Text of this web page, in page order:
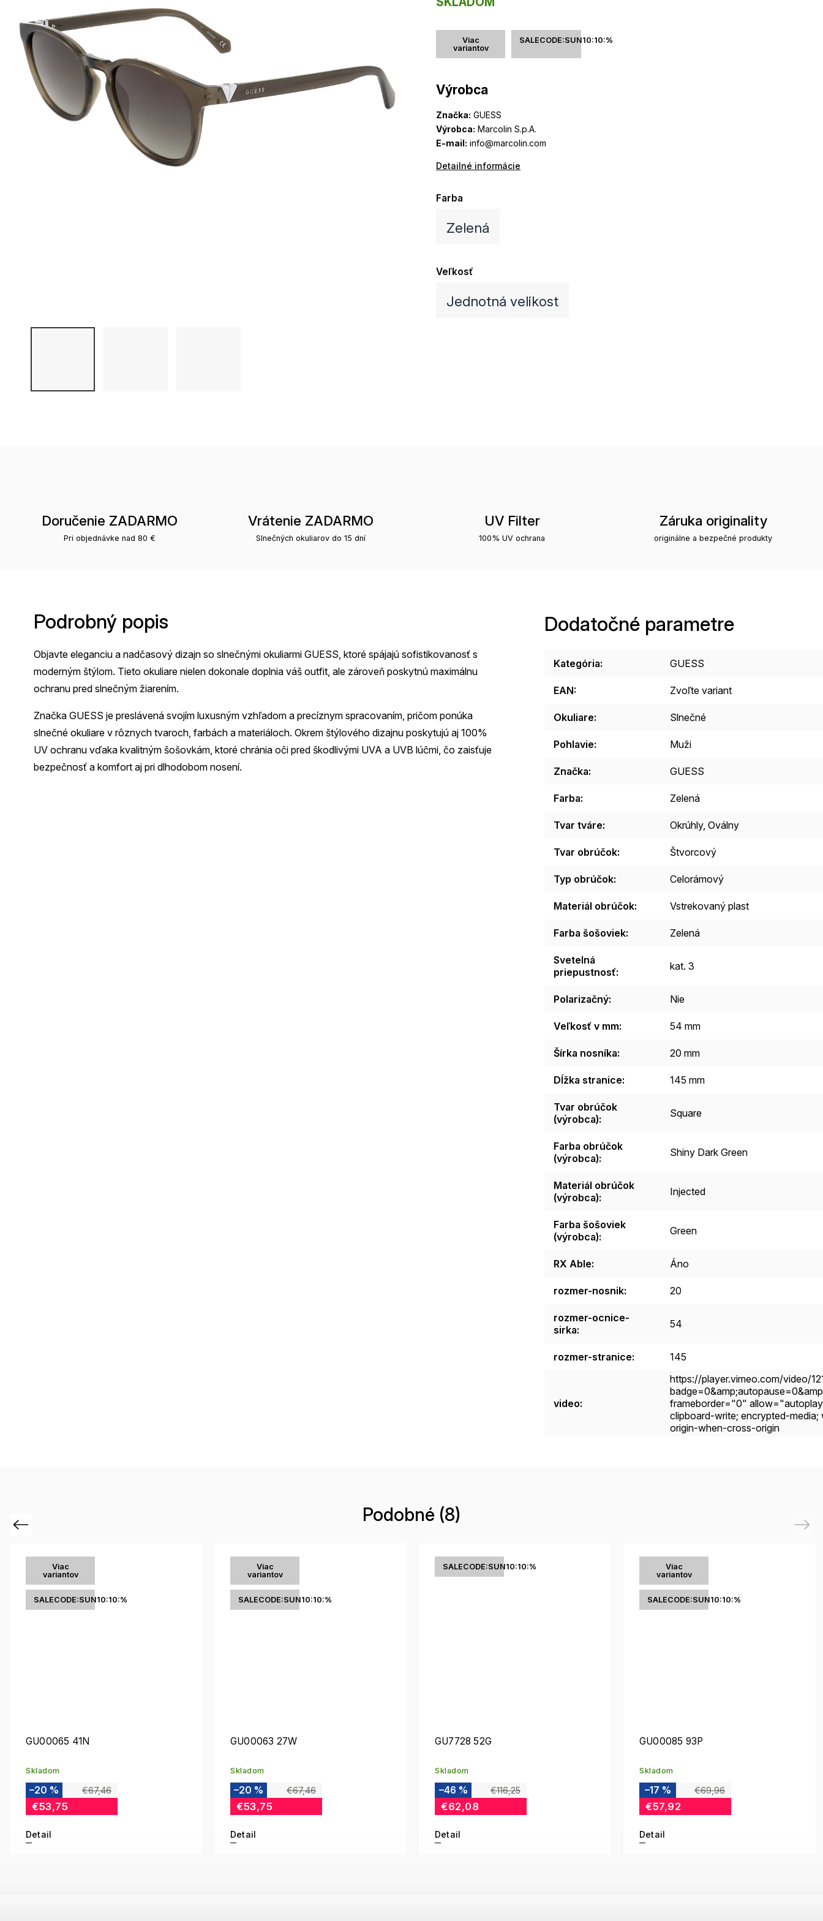
Výrobca
Značka: GUESS
Výrobca: Marcolin S.p.A.
E-mail: info@marcolin.com
Detailné informácie
Viac
variantov
SALECODE:SUN10:10:%
Farba
Zelená
Veľkosť
Jednotná velikost
Doručenie ZADARMO
Pri objednávke nad 80 €
Vrátenie ZADARMO
Slnečných okuliarov do 15 dní
UV Filter
100% UV ochrana
Záruka originality
originálne a bezpečné produkty
Podrobný popis
Objavte eleganciu a nadčasový dizajn so slnečnými okuliarmi GUESS, ktoré spájajú sofistikovanosť s
moderným štýlom. Tieto okuliare nielen dokonale doplnia váš outfit, ale zároveň poskytnú maximálnu
ochranu pred slnečným žiarením.
Značka GUESS je preslávená svojím luxusným vzhľadom a precíznym spracovaním, pričom ponúka
slnečné okuliare v rôznych tvaroch, farbách a materiáloch. Okrem štýlového dizajnu poskytujú aj 100%
UV ochranu vďaka kvalitným šošovkám, ktoré chránia oči pred škodlivými UVA a UVB lúčmi, čo zaisťuje
bezpečnosť a komfort aj pri dlhodobom nosení.
Dodatočné parametre
Kategória: GUESS
EAN: Zvoľte variant
Okuliare: Slnečné
Pohlavie: Muži
Značka: GUESS
Farba: Zelená
Tvar tváre: Okrúhly, Oválny
Tvar obrúčok: Štvorcový
Typ obrúčok: Celorámový
Materiál obrúčok: Vstrekovaný plast
Farba šošoviek: Zelená
Svetelná
priepustnosť: kat. 3
Polarizačný: Nie
Veľkosť v mm: 54 mm
Šírka nosníka: 20 mm
Dĺžka stranice: 145 mm
Tvar obrúčok
(výrobca): Square
Farba obrúčok
(výrobca): Shiny Dark Green
Materiál obrúčok
(výrobca): Injected
Farba šošoviek
(výrobca): Green
RX Able: Áno
rozmer-nosnik: 20
rozmer-ocnice-
sirka: 54
rozmer-stranice: 145
video:
https://player.vimeo.com/video/
frameborder="0"
clipboard-write; encrypted-
origin-when-cross-origin
Podobné (8)
Previous
Viac
variantov
SALECODE:SUN10:10:%
GU00065 41N
Skladom
€67,46
–20 %
€53,75
Detail
Viac
variantov
SALECODE:SUN10:10:%
GU00063 27W
Skladom
€67,46
–20 %
€53,75
Detail
SALECODE:SUN10:10:%
GU7728 52G
Skladom
€116,25
–46 %
€62,08
Detail
Viac
variantov
SALECODE:SUN10:10:%
GU00085 93P
Skladom
€69,96
–17 %
€57,92
Detail
Next